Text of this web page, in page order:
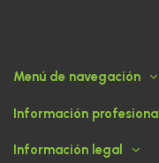
Menú de navegación
Información profesional
Información legal